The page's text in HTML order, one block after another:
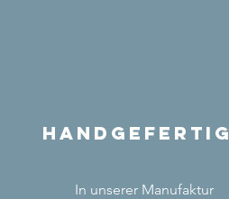
In unserer Manufaktur